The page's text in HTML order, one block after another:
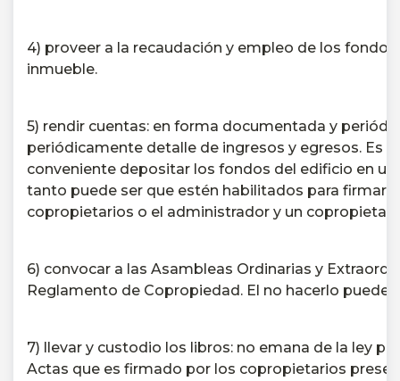
4) proveer a la recaudación y empleo de los
inmueble.
5) rendir cuentas: en forma documentada y
periódicamente detalle de ingresos y egresos. Es
conveniente depositar los fondos del edificio en
tanto puede ser que estén habilitados para firmar
copropietarios o el administrador y un
6) convocar a las Asambleas Ordinarias y
Reglamento de Copropiedad. El no hacerlo puede
7) llevar y custodio los libros: no emana de la ley
Actas que es firmado por los copropietarios